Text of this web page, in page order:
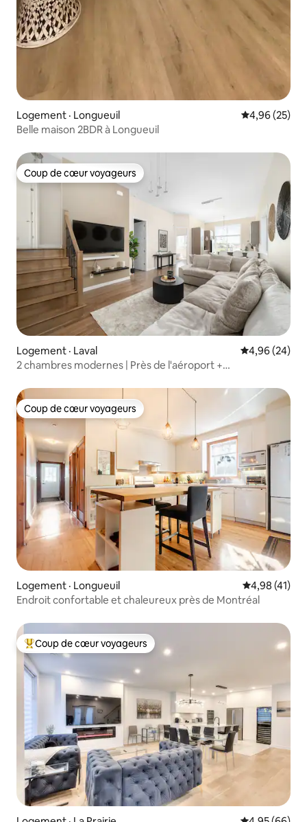
Logement · Longueuil Note
4,96 (25)
Belle maison 2BDR à Longueuil
Coup de cœur voyageurs
Coup de cœur voyageurs
Logement · Laval Note
4,96 (24)
2 chambres modernes | Près de l'aéroport +
Coup de cœur voyageurs
Coup de cœur voyageurs
Logement · Longueuil Note
4,98 (41)
Endroit confortable et chaleureux près de Montréal
Coup de cœur voyageurs parmi les plus aimés
Coup de cœur voyageurs